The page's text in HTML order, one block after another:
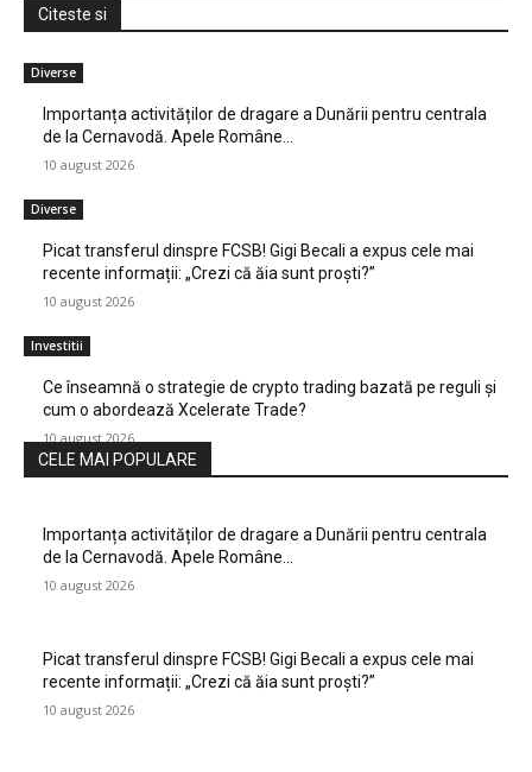
Citeste si
Diverse
Importanța activităților de dragare a Dunării pentru centrala
de la Cernavodă. Apele Române…
10 august 2026
Diverse
Picat transferul dinspre FCSB! Gigi Becali a expus cele mai
recente informații: „Crezi că ăia sunt proști?”
10 august 2026
Investitii
Ce înseamnă o strategie de crypto trading bazată pe reguli și
cum o abordează Xcelerate Trade?
10 august 2026
CELE MAI POPULARE
Importanța activităților de dragare a Dunării pentru centrala
de la Cernavodă. Apele Române…
10 august 2026
Picat transferul dinspre FCSB! Gigi Becali a expus cele mai
recente informații: „Crezi că ăia sunt proști?”
10 august 2026